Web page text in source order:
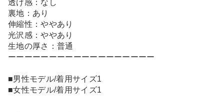
透け感：なし
裏地：あり
伸縮性：ややあり
光沢感：ややあり
生地の厚さ：普通
ーーーーーーーーーーーーーーーーーー
■男性モデル/着用サイズ1
■女性モデル/着用サイズ1